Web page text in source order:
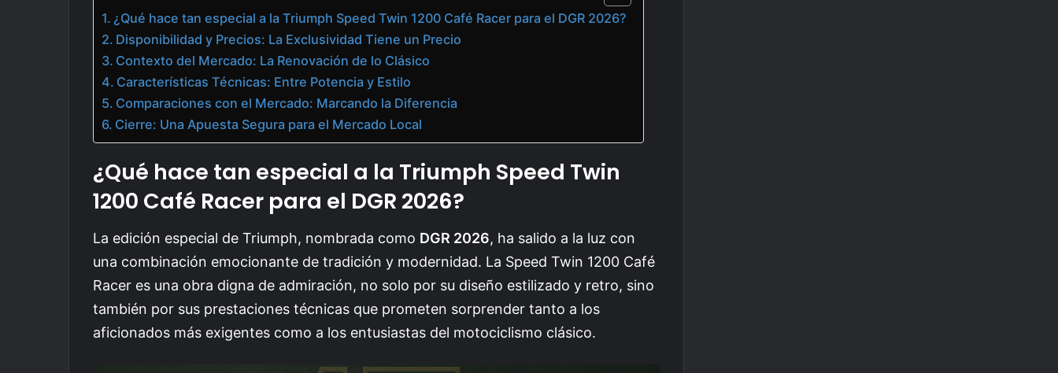
¿Qué hace tan especial a la Triumph Speed Twin 1200 Café Racer para el DGR 2026?
Disponibilidad y Precios: La Exclusividad Tiene un Precio
Contexto del Mercado: La Renovación de lo Clásico
Características Técnicas: Entre Potencia y Estilo
Comparaciones con el Mercado: Marcando la Diferencia
Cierre: Una Apuesta Segura para el Mercado Local
¿Qué hace tan especial a la Triumph Speed Twin
1200 Café Racer para el DGR 2026?
La edición especial de Triumph, nombrada como DGR 2026, ha salido a la luz con
una combinación emocionante de tradición y modernidad. La Speed Twin 1200 Café
Racer es una obra digna de admiración, no solo por su diseño estilizado y retro, sino
también por sus prestaciones técnicas que prometen sorprender tanto a los
aficionados más exigentes como a los entusiastas del motociclismo clásico.